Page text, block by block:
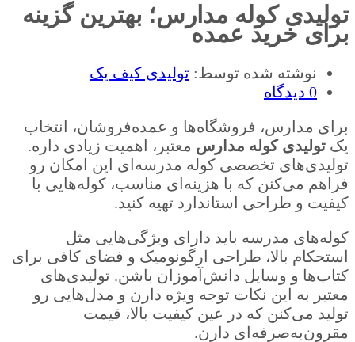
تولیدی کوله مدارس؛ بهترین گزینه
برای خرید عمده
نوشته شده توسط: تولیدی کیف یک
0 دیدگاه
برای مدارس، فروشگاه‌ها و عمده‌فروشان، انتخاب
یک تولیدی کوله مدارس معتبر، اهمیت زیادی داره.
تولیدی‌های تخصصی کوله مدرسه‌ای این امکان رو
فراهم می‌کنن که با هزینه‌ای مناسب، کوله‌هایی با
کیفیت و طراحی استاندارد تهیه کنید.
کوله‌های مدرسه باید دارای ویژگی‌هایی مثل
استحکام بالا، طراحی ارگونومیک و فضای کافی برای
کتاب‌ها و وسایل دانش‌آموزان باشن. تولیدی‌های
معتبر به این نکات توجه ویژه دارن و مدل‌هایی رو
تولید می‌کنن که در عین کیفیت بالا، قیمت
مقرون‌به‌صرفه‌ای دارن.